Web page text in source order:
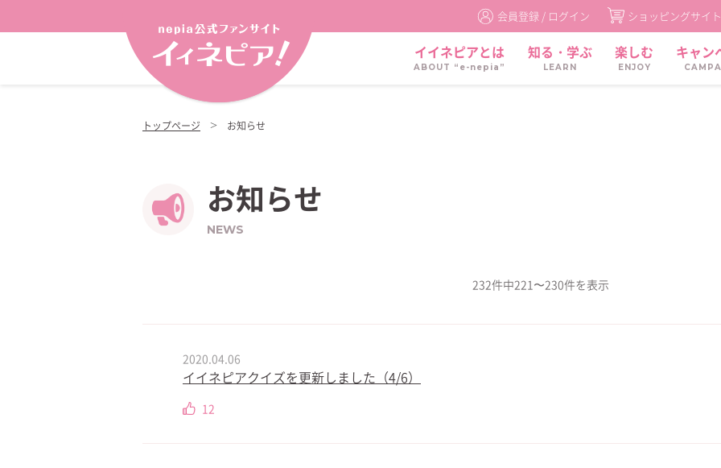
会員登録 / ログイン
イイネピアとは
ABOUT “e-nepia”
知る・学ぶ
LEARN
楽しむ
ENJOY
キャン
ショッピングサイト
トップページ お知らせ
お知らせ
NEWS
232件中221〜230件を表示
2020.04.06
イイネピアクイズを更新しました（4/6）
12